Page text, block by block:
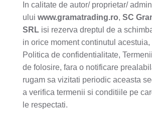
In calitate de autor/ proprietar/
ului www.gramatrading.ro, SC
SRLisi rezerva dreptul de a
in orice moment continutul acestuia,
Politica de confidentialitate,
de folosire, fara o notificare
rugam sa vizitati periodic aceasta
a verifica termenii si conditiile pe
le respectati.